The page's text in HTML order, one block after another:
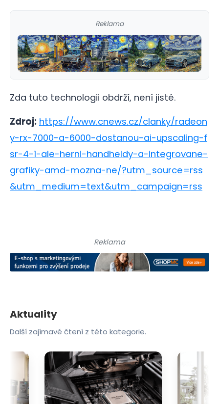
Reklama
Zda tuto technologii obdrží, není jisté.
Zdroj: https://www.cnews.cz/clanky/radeon
y-rx-7000-a-6000-dostanou-ai-upscaling-f
sr-4-1-ale-herni-handheldy-a-integrovane-
grafiky-amd-mozna-ne/?utm_source=rss
&utm_medium=text&utm_campaign=rss
Reklama
Aktuality
Další zajímavé čtení z této kategorie.